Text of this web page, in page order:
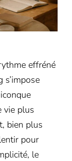
effréné
vie plus
bien plus
pour
le